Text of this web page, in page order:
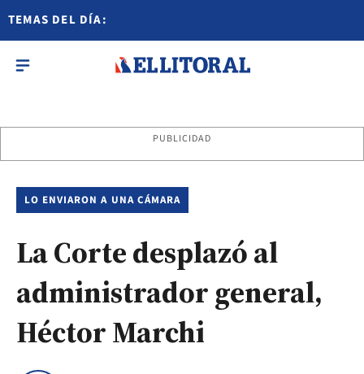
TEMAS DEL DÍA:
PUBLICIDAD
LO ENVIARON A UNA CÁMARA
La Corte desplazó al
administrador general,
Héctor Marchi